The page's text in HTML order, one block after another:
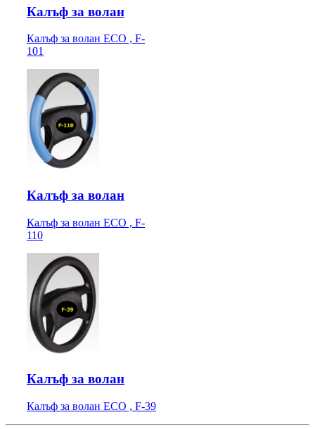
Калъф за волан
Калъф за волан ECO , F-
101
Калъф за волан
Калъф за волан ECO , F-
110
Калъф за волан
Калъф за волан ECO , F-39